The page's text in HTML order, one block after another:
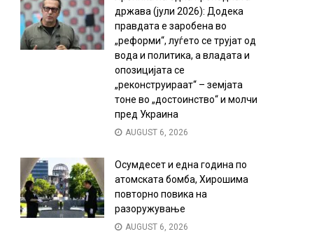
држава (јули 2026): Додека
правдата е заробена во
„реформи“, луѓето се трујат од
вода и политика, а владата и
опозицијата се
„реконструираат“ – земјата
тоне во „достоинство“ и молчи
пред Украина
AUGUST 6, 2026
Осумдесет и една година по
атомската бомба, Хирошима
повторно повика на
разоружување
AUGUST 6, 2026